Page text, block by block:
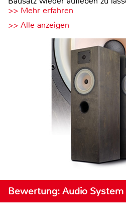
>> Mehr erfahren
>> Alle anzeigen
Bewertung: Audio System